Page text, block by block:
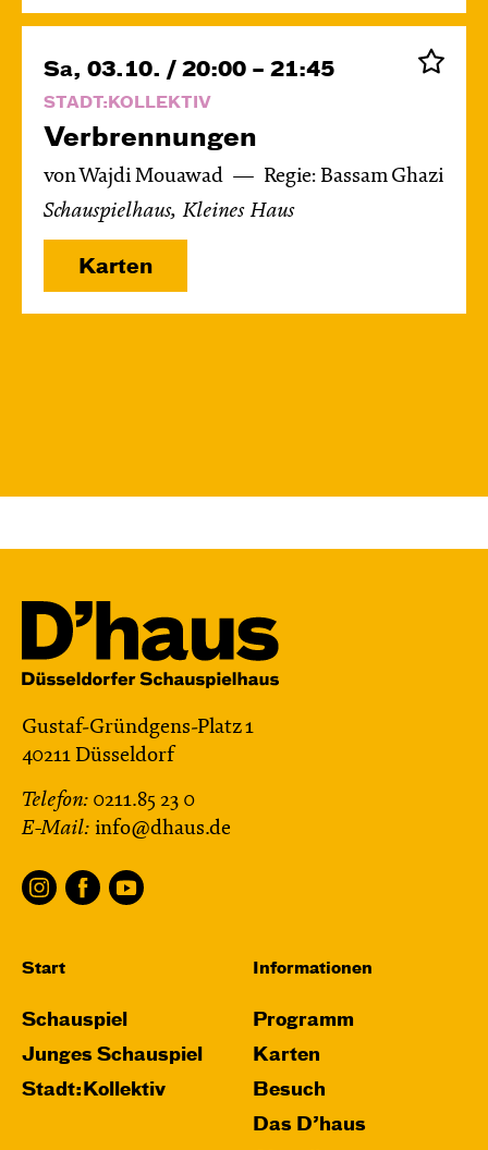
Sa, 03.10. / 20:00 – 21:45
STADT:KOLLEKTIV
Verbren­nungen
von Wajdi Mouawad
Regie: Bassam Ghazi
Schauspielhaus, Kleines Haus
Karten
Gustaf-Gründgens-Platz 1
40211 Düsseldorf
Telefon: 0211.85 23 0
E-Mail: info@dhaus.de
Start
Schauspiel
Junges Schauspiel
Stadt:Kollektiv
Informationen
Programm
Karten
Besuch
Das D’haus